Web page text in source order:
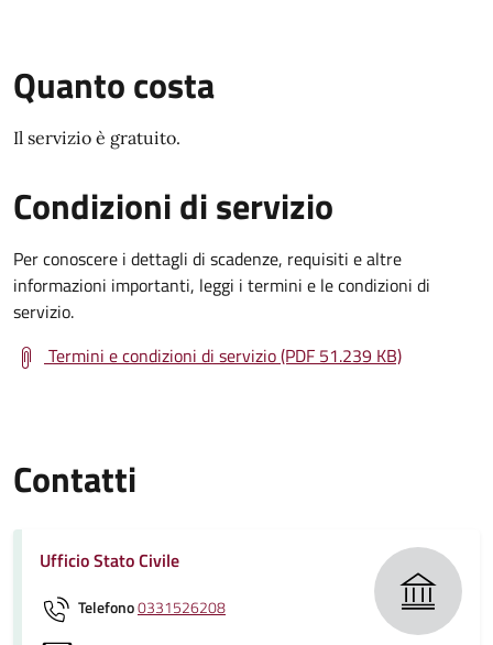
Quanto costa
Il servizio è gratuito.
Condizioni di servizio
Per conoscere i dettagli di scadenze, requisiti e altre
informazioni importanti, leggi i termini e le condizioni di
servizio.
Termini e condizioni di servizio (PDF 51.239 KB)
Contatti
Ufficio Stato Civile
Telefono0331526208